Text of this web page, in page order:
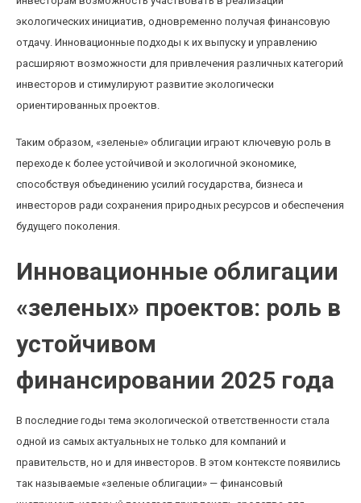
экологических инициатив, одновременно получая финансовую
отдачу. Инновационные подходы к их выпуску и управлению
расширяют возможности для привлечения различных категорий
инвесторов и стимулируют развитие экологически
ориентированных проектов.
Таким образом, «зеленые» облигации играют ключевую роль в
переходе к более устойчивой и экологичной экономике,
способствуя объединению усилий государства, бизнеса и
инвесторов ради сохранения природных ресурсов и обеспечения
будущего поколения.
Инновационные облигации
«зеленых» проектов: роль в
устойчивом
финансировании 2025 года
В последние годы тема экологической ответственности стала
одной из самых актуальных не только для компаний и
правительств, но и для инвесторов. В этом контексте появились
так называемые «зеленые облигации» — финансовый